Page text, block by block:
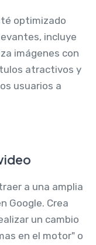
optimizado
incluye
imágenes con
atractivos y
usuarios a
a una amplia
Google. Crea
un cambio
en el motor" o